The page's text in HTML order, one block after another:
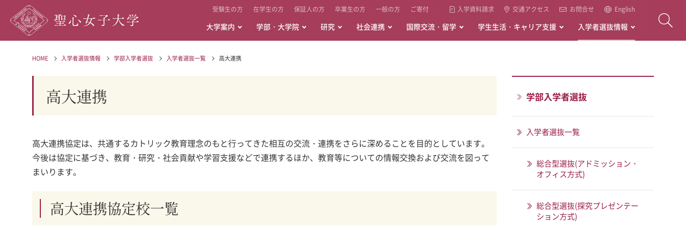
受験生の方 在学生の方 保証人の方 卒業生の方 一般の方 ご寄付 入学資料請求 交通アクセス お問合せ English
大学案内 学部・大学院 研究 社会連携 国際交流・留学 学生生活・キャリア支援 入学者選抜情報
HOME 入学者選抜情報 学部入学者選抜 入学者選抜一覧 高大連携
高大連携
高大連携協定は、共通するカトリック教育理念のもと行ってきた相互の交流・連携をさらに深めることを目的としています。
今後は協定に基づき、教育・研究・社会貢献や学習支援などで連携するほか、教育等についての情報交換および交流を図って
まいります。
高大連携協定校一覧
学部入学者選抜
入学者選抜一覧
総合型選抜(アドミッション・
オフィス方式)
総合型選抜(探究プレゼンテー
ション方式)